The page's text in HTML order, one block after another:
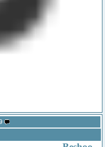
12-19-2009